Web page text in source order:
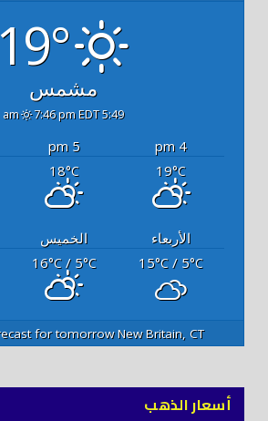
19°
مشمس
5:49 am
7:46 pm EDT
4 pm
5 pm
19°C
18°C
الأربعاء الخميس
15°C / 5°C
16°C/ 5°C
New Britain, CT
weather forecast for tomorrow ▸
أسعار الذهب